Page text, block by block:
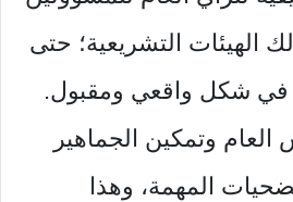
الهيئات التشريعية؛ حتى
في شكل واقعي ومقبول.
العام وتمكين الجماهير
المهمة، وهذا